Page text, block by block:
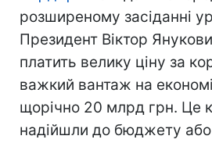
розширеному засіданні
Президент Віктор
платить велику ціну за
важкий вантаж на
щорічно 20 млрд грн. Це
надійшли до бюджету